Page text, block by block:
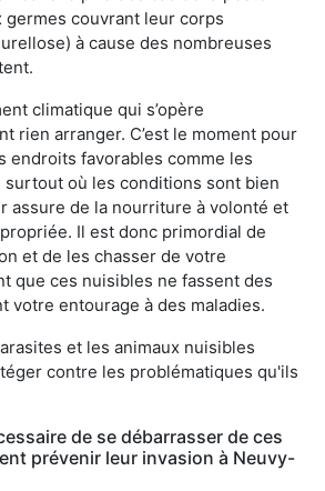
germes couvrant leur corps
à cause des nombreuses
climatique qui s’opère
rien arranger. C’est le moment pour
endroits favorables comme les
surtout où les conditions sont bien
assure de la nourriture à volonté et
Il est donc primordial de
et de les chasser de votre
que ces nuisibles ne fassent des
votre entourage à des maladies.
et les animaux nuisibles
contre les problématiques qu'ils
de se débarrasser de ces
prévenir leur invasion à Neuvy-